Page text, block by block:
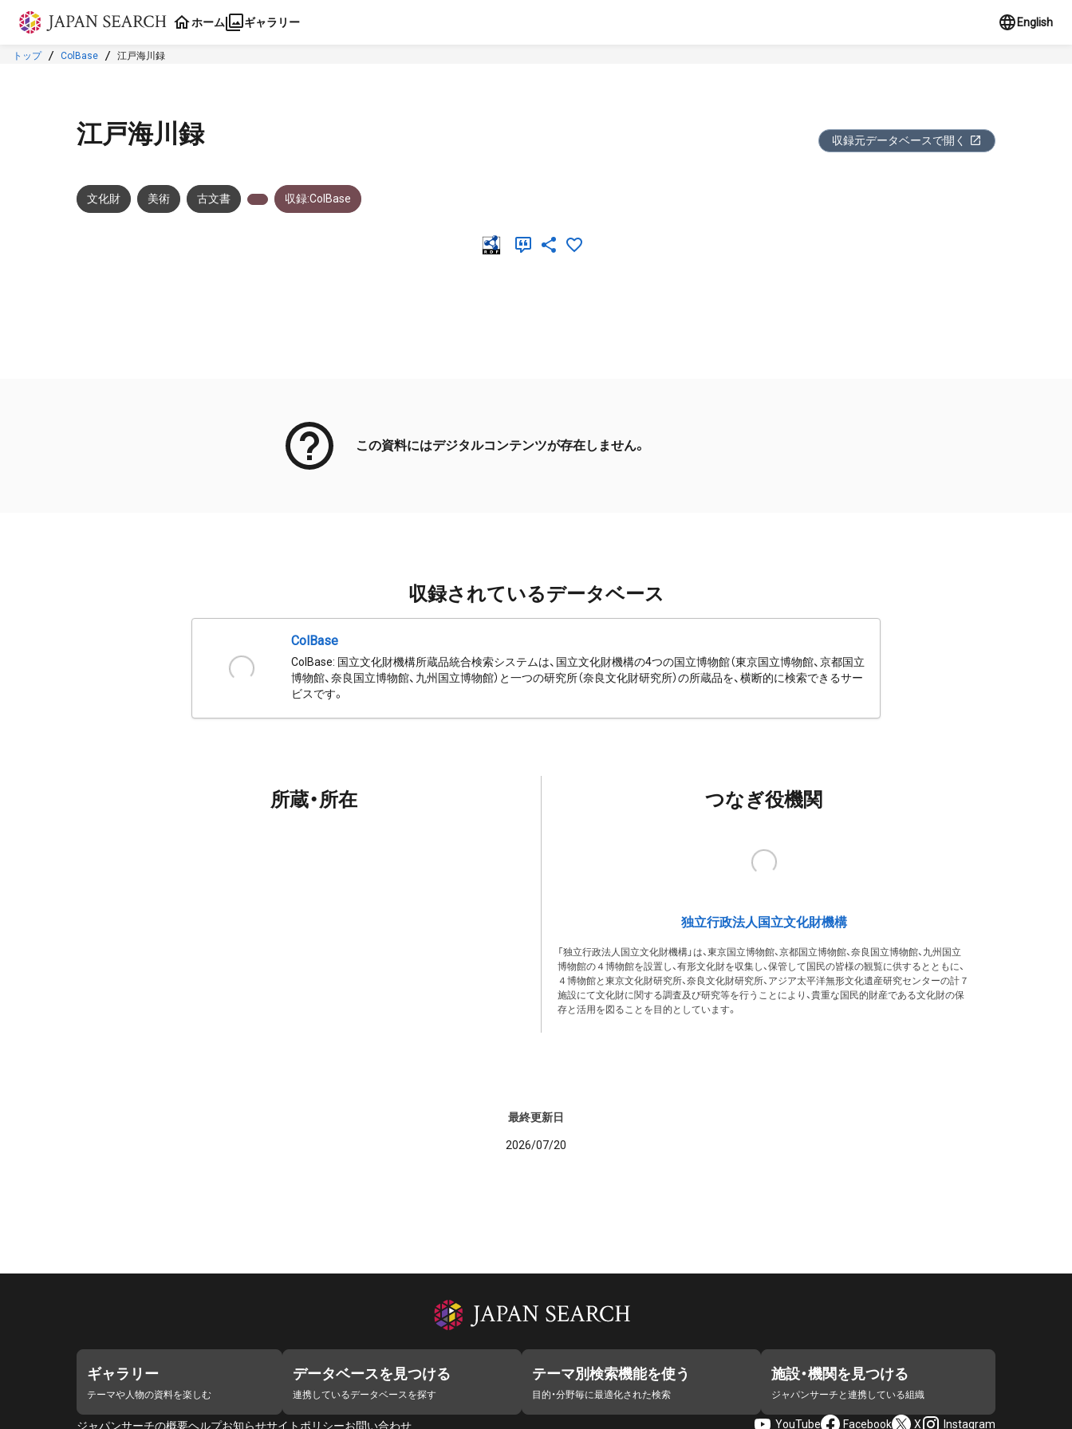
本文に飛ぶ
ホーム ギャラリー English
トップ ColBase 江戸海川録
江戸海川録 収録元データベースで開く
文化財 美術 古文書 収録:ColBase
この資料にはデジタルコンテンツが存在しません。
収録されているデータベース
ColBase
ColBase: 国立文化財機構所蔵品統合検索システムは、国立文化財機構の4つの国立博物館（東京国立博物館、京都国立
博物館、奈良国立博物館、九州国立博物館）と一つの研究所（奈良文化財研究所）の所蔵品を、横断的に検索できるサー
ビスです。
所蔵・所在 つなぎ役機関
独立行政法人国立文化財機構
「独立行政法人国立文化財機構」は、東京国立博物館、京都国立博物館、奈良国立博物館、九州国立
博物館の４博物館を設置し、有形文化財を収集し、保管して国民の皆様の観覧に供するとともに、
４博物館と東京文化財研究所、奈良文化財研究所、アジア太平洋無形文化遺産研究センターの計７
施設にて文化財に関する調査及び研究等を行うことにより、貴重な国民的財産である文化財の保
存と活用を図ることを目的としています。
最終更新日
2026/07/20
ギャラリー
テーマや人物の資料を楽しむ
データベースを見つける
連携しているデータベースを探す
テーマ別検索機能を使う
目的・分野毎に最適化された検索
施設・機関を見つける
ジャパンサーチと連携している組織
ジャパンサーチの概要ヘルプお知らせサイトポリシーお問い合わせ YouTube Facebook X Instagram